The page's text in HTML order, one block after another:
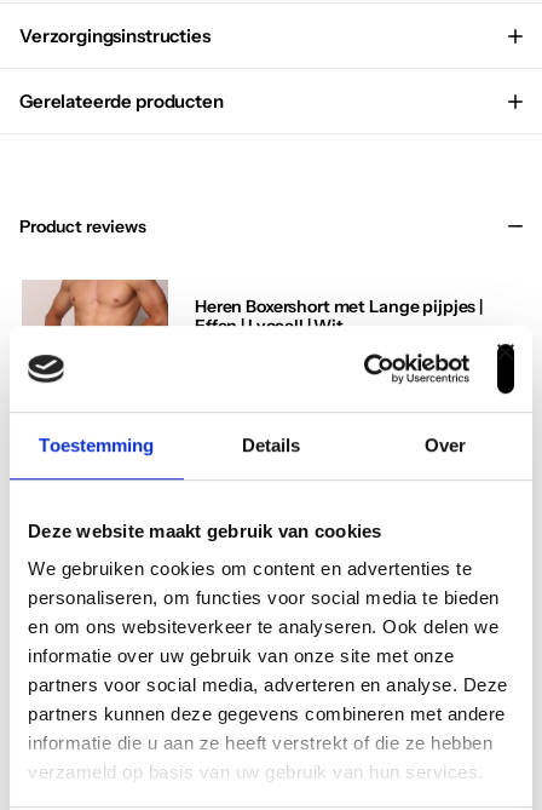
Toestemming Details Over
Deze website maakt gebruik van cookies
We gebruiken cookies om content en advertenties te
personaliseren, om functies voor social media te bieden
en om ons websiteverkeer te analyseren. Ook delen we
informatie over uw gebruik van onze site met onze
partners voor social media, adverteren en analyse. Deze
partners kunnen deze gegevens combineren met andere
informatie die u aan ze heeft verstrekt of die ze hebben
verzameld op basis van uw gebruik van hun services.
Verzorgingsinstructies
Gerelateerde producten
Product reviews
Heren Boxershort met Lange pijpjes |
Effen | Lyocell | Wit
3hebben dit product beoordeeld
volgens verwachting Perfectomundo !
Henk2 april 2025
5 van de 5 sterren
Erg fijne pasvorm ben en comfortabel
Paul28 maart 2025